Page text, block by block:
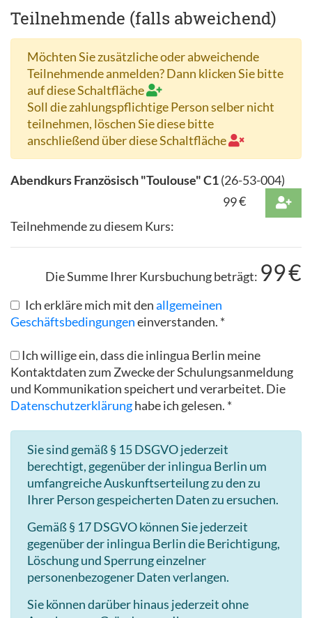
Teilnehmende (falls abweichend)
Möchten Sie zusätzliche oder abweichende
Teilnehmende anmelden? Dann klicken Sie bitte
auf diese Schaltfläche
Soll die zahlungspflichtige Person selber nicht
teilnehmen, löschen Sie diese bitte
anschließend über diese Schaltfläche
Abendkurs Französisch "Toulouse" C1(26-53-004)
99€
Teilnehmende zu diesem Kurs:
Die Summe Ihrer Kursbuchung beträgt: 99€
Ich erkläre mich mit denallgemeinen
Geschäftsbedingungeneinverstanden. *
Ich willige ein, dass die inlingua Berlin meine
Kontaktdaten zum Zwecke der Schulungsanmeldung
und Kommunikation speichert und verarbeitet. Die
Datenschutzerklärunghabe ich gelesen. *
Sie sind gemäß § 15 DSGVO jederzeit
berechtigt, gegenüber der inlingua Berlin um
umfangreiche Auskunftserteilung zu den zu
Ihrer Person gespeicherten Daten zu ersuchen.
Gemäß § 17 DSGVO können Sie jederzeit
gegenüber der inlingua Berlin die Berichtigung,
Löschung und Sperrung einzelner
personenbezogener Daten verlangen.
Sie können darüber hinaus jederzeit ohne